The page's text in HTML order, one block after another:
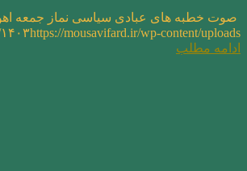
۱۴۰۳https://mousavifard.ir/wp-content/uploads/...
ادامه مطلب